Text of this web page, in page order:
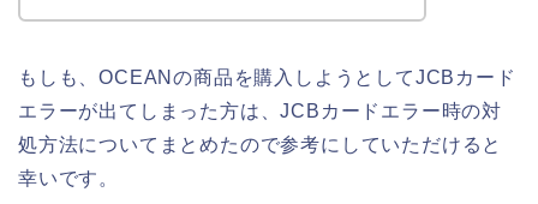
もしも、OCEANの商品を購入しようとしてJCBカード
エラーが出てしまった方は、JCBカードエラー時の対
処方法についてまとめたので参考にしていただけると
幸いです。